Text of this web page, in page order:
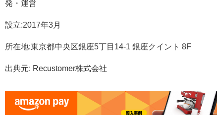
発・運営
設立:2017年3月
所在地:東京都中央区銀座5丁目14-1 銀座クイント 8F
出典元: Recustomer株式会社